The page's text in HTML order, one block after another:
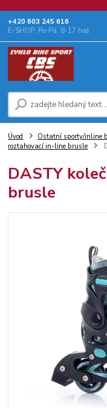
+‭420 603 245 616‬
E-SHOP: Po-Pá, 8-17 hod.
Úvod Ostatní sporty/inline
roztahovací in-line brusle
DASTY
brusle